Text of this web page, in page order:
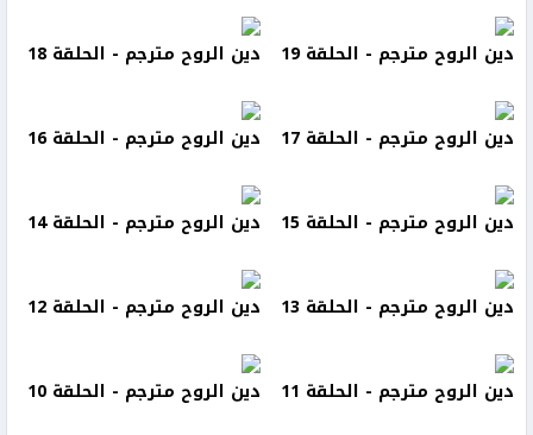
دين الروح مترجم - الحلقة 19 دين الروح مترجم - الحلقة 18
دين الروح مترجم - الحلقة 17 دين الروح مترجم - الحلقة 16
دين الروح مترجم - الحلقة 15 دين الروح مترجم - الحلقة 14
دين الروح مترجم - الحلقة 13 دين الروح مترجم - الحلقة 12
دين الروح مترجم - الحلقة 11 دين الروح مترجم - الحلقة 10